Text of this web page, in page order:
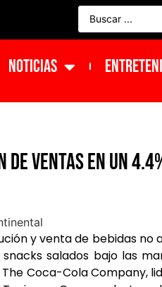
NOTICIAS
ventas en un
y venta de bebidas no
salados bajo las
The Coca-Cola Company,